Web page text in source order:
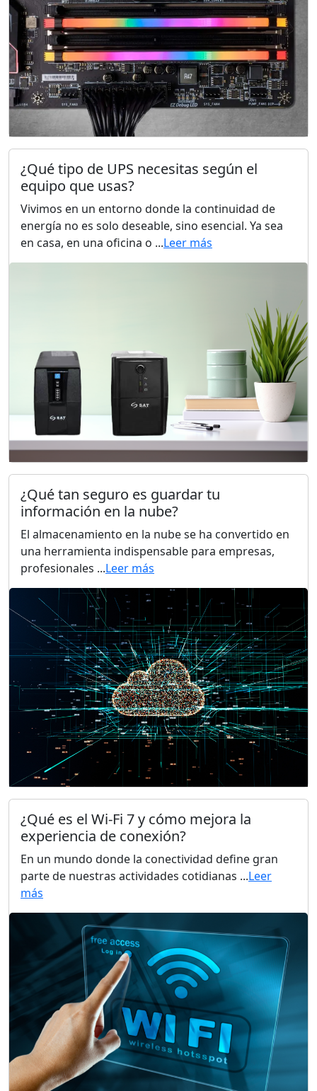
¿Qué tipo de UPS necesitas según el
equipo que usas?
Vivimos en un entorno donde la continuidad de
energía no es solo deseable, sino esencial. Ya sea
en casa, en una oficina o ...Leer más
¿Qué tan seguro es guardar tu
información en la nube?
El almacenamiento en la nube se ha convertido en
una herramienta indispensable para empresas,
profesionales ...Leer más
¿Qué es el Wi-Fi 7 y cómo mejora la
experiencia de conexión?
En un mundo donde la conectividad define gran
parte de nuestras actividades cotidianas ...Leer
más